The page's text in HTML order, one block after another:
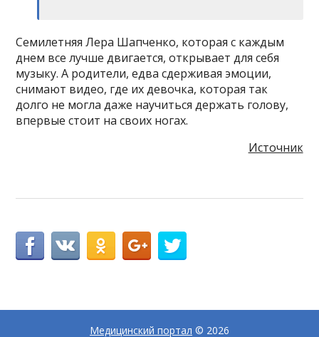
Семилетняя Лера Шапченко, которая с каждым
днем все лучше двигается, открывает для себя
музыку. А родители, едва сдерживая эмоции,
снимают видео, где их девочка, которая так
долго не могла даже научиться держать голову,
впервые стоит на своих ногах.
Источник
Медицинский портал © 2026